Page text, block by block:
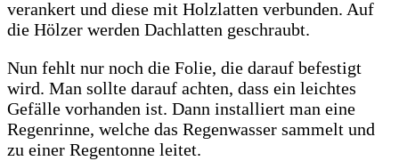
verankert und diese mit Holzlatten verbunden. Auf
die Hölzer werden Dachlatten geschraubt.
Nun fehlt nur noch die Folie, die darauf befestigt
wird. Man sollte darauf achten, dass ein leichtes
Gefälle vorhanden ist. Dann installiert man eine
Regenrinne, welche das Regenwasser sammelt und
zu einer Regentonne leitet.